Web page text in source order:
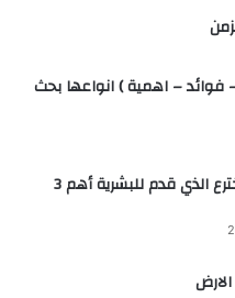
فوائد – اهمية ) انواعها بحث
نيكولا تسلا المخترع الذي قدم للبشرية أهم 3